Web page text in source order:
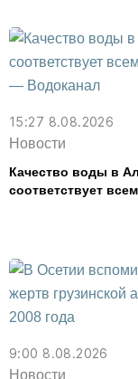
15:27 8.08.2026
Новости
Качество воды в
соответствует
9:00 8.08.2026
Новости